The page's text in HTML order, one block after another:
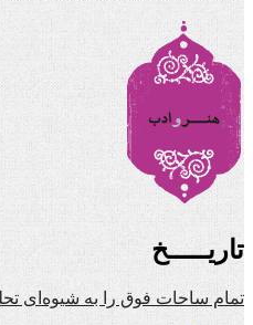
تاریـــــخ
تمام ساحات فوق را به شیوه‌ای